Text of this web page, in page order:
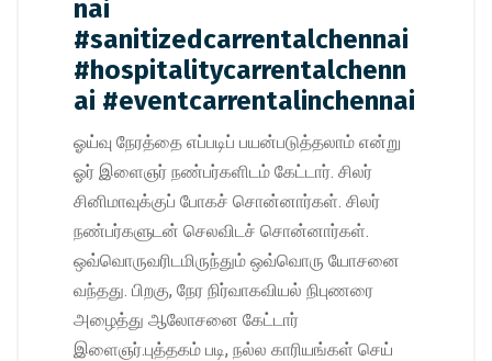
nai
#sanitizedcarrentalchennai
#hospitalitycarrentalchenn
ai #eventcarrentalinchennai
ஓய்வு நேரத்தை எப்படிப் பயன்படுத்தலாம் என்று
ஓர் இளைஞர் நண்பர்களிடம் கேட்டார். சிலர்
சினிமாவுக்குப் போகச் சொன்னார்கள். சிலர்
நண்பர்களுடன் செலவிடச் சொன்னார்கள்.
ஒவ்வொருவரிடமிருந்தும் ஒவ்வொரு யோசனை
வந்தது. பிறகு, நேர நிர்வாகவியல் நிபுணரை
அழைத்து ஆலோசனை கேட்டார்
இளைஞர்.புத்தகம் படி, நல்ல காரியங்கள் செய்